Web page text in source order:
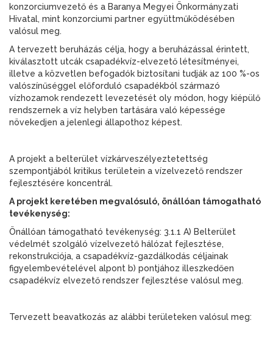
konzorciumvezető és a Baranya Megyei Önkormányzati
Hivatal, mint konzorciumi partner együttműködésében
valósul meg.
A tervezett beruházás célja, hogy a beruházással érintett,
kiválasztott utcák csapadékvíz-elvezető létesítményei,
illetve a közvetlen befogadók biztosítani tudják az 100 %-os
valószínűséggel előforduló csapadékból származó
vízhozamok rendezett levezetését oly módon, hogy kiépülő
rendszernek a víz helyben tartására való képessége
növekedjen a jelenlegi állapothoz képest.
A projekt a belterület vízkárveszélyeztetettség
szempontjából kritikus területein a vízelvezető rendszer
fejlesztésére koncentrál.
A projekt keretében megvalósuló, önállóan támogatható
tevékenység:
Önállóan támogatható tevékenység: 3.1.1 A) Belterület
védelmét szolgáló vízelvezető hálózat fejlesztése,
rekonstrukciója, a csapadékvíz-gazdálkodás céljainak
figyelembevételével alpont b) pontjához illeszkedően
csapadékvíz elvezető rendszer fejlesztése valósul meg.
Tervezett beavatkozás az alábbi területeken valósul meg: